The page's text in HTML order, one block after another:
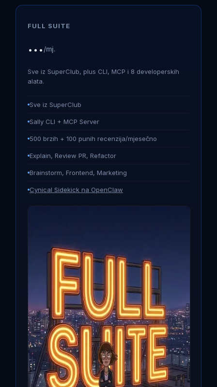
FULL SUITE
... /mj.
Sve iz SuperClub, plus CLI, MCP i 8 developerskih
alata.
Sve iz SuperClub
Sally CLI + MCP Server
500 brzih + 100 punih recenzija/mjesečno
Explain, Review PR, Refactor
Brainstorm, Frontend, Marketing
Cynical Sidekick na OpenClaw